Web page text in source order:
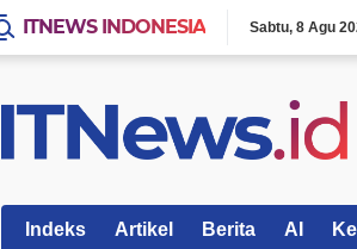
ITNEWS INDONESIA Sabtu 8 Agu
Indeks Artikel Berita AI